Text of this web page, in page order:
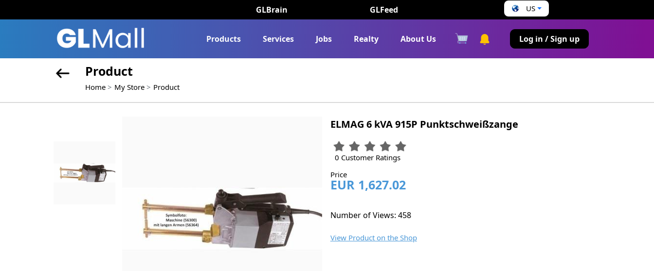
GLBrain GLFeed US
Products Services Jobs Realty About Us Log in / Sign up
Product
Home My Store Product
ELMAG 6 kVA 915P Punktschweißzange
0 Customer Ratings
Price
EUR 1,627.02
Number of Views: 458
View Product on the Shop